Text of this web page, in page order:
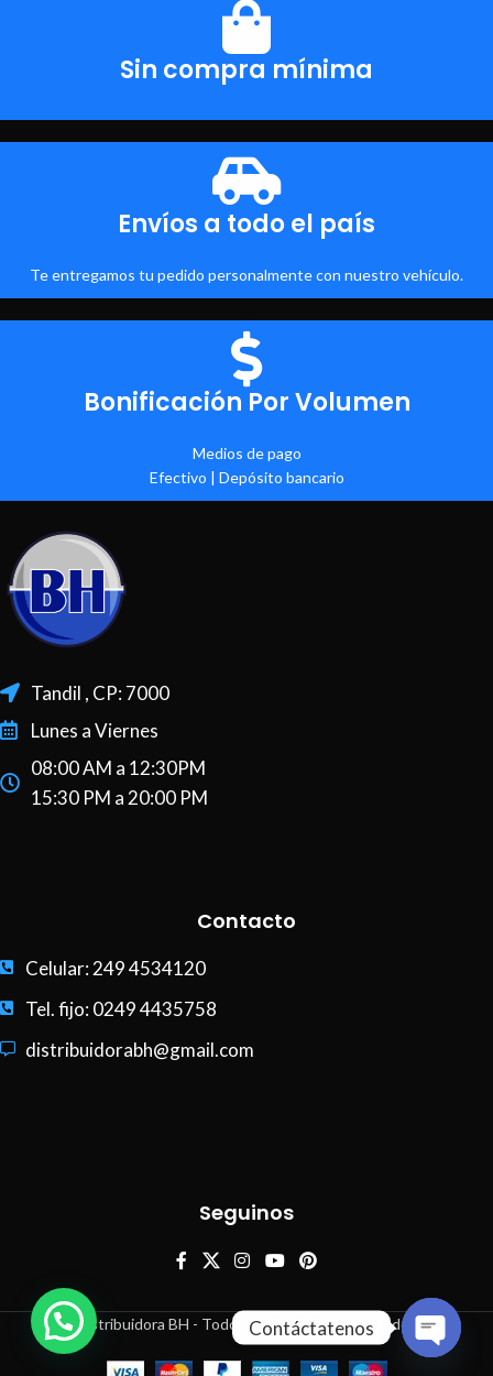
Sin compra mínima
Envíos a todo el país
Te entregamos tu pedido personalmente con nuestro vehículo.
Bonificación Por Volumen
Medios de pago
Efectivo | Depósito bancario
Tandil , CP: 7000
Lunes a Viernes
08:00 AM a 12:30PM
15:30 PM a 20:00 PM
Contacto
Celular: 249 4534120
Tel. fijo: 0249 4435758
distribuidorabh@gmail.com
Seguinos
Distribuidora BH - Todos los derechos reservados
Contáctatenos